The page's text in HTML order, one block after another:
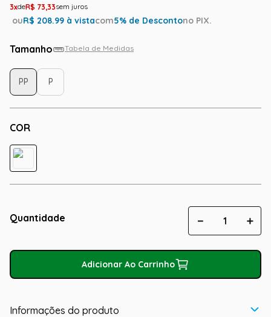
3 R$ 73,33
ouR$ 208.99 à vistacom5% de Descontono PIX.
Tamanho Tabela de Medidas
COR
PP P
Quantidade ＋
－
Adicionar Ao Carrinho
Informações do produto